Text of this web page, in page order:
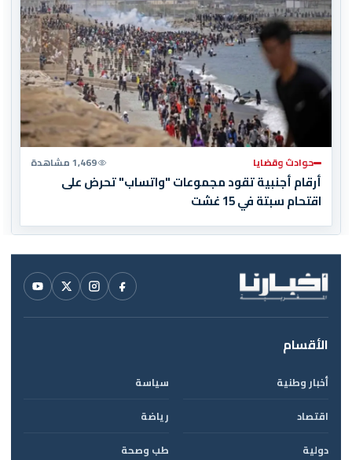
حوادث وقضايا 1,469 مشاهدة
أرقام أجنبية تقود مجموعات "واتساب" تحرض على
اقتحام سبتة في 15 غشت
الأقسام
أخبار وطنية
سياسة
اقتصاد
رياضة
دولية
طب وصحة